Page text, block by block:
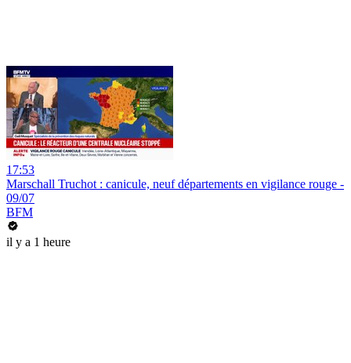
17:53
Marschall Truchot : canicule, neuf départements en vigilance rouge -
09/07
BFM
il y a 1 heure